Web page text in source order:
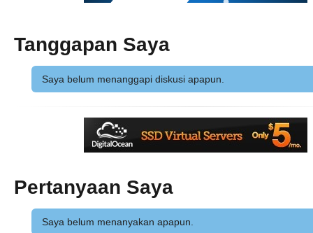
Tanggapan Saya
Saya belum menanggapi diskusi apapun.
Pertanyaan Saya
Saya belum menanyakan apapun.